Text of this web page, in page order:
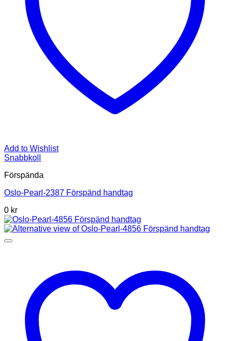
Add to Wishlist
Snabbkoll
Förspända
Oslo-Pearl-2387 Förspänd handtag
0 kr